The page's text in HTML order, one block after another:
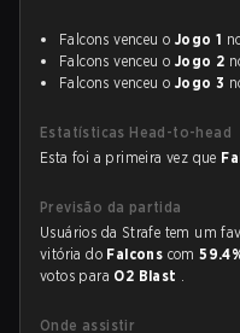
Falcons venceu o Jogo 1
Falcons venceu o Jogo 2
Falcons venceu o Jogo 3
Estatísticas Head-to-head
Esta foi a primeira vez que
Previsão da partida
Usuários da Strafe tem um
vitória do Falcons com
votos para O2 Blast .
Onde assistir